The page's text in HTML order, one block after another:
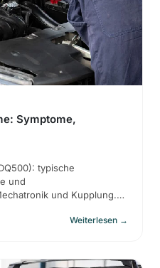
Symptome,
typische
und
und Kupplung.
Weiterlesen →